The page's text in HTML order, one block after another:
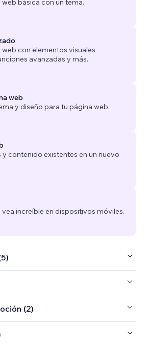
básica con un tema.
con elementos visuales
avanzadas y más.
web
y diseño para tu página web.
y contenido existentes en un nuevo
vea increíble en dispositivos móviles.
(2)